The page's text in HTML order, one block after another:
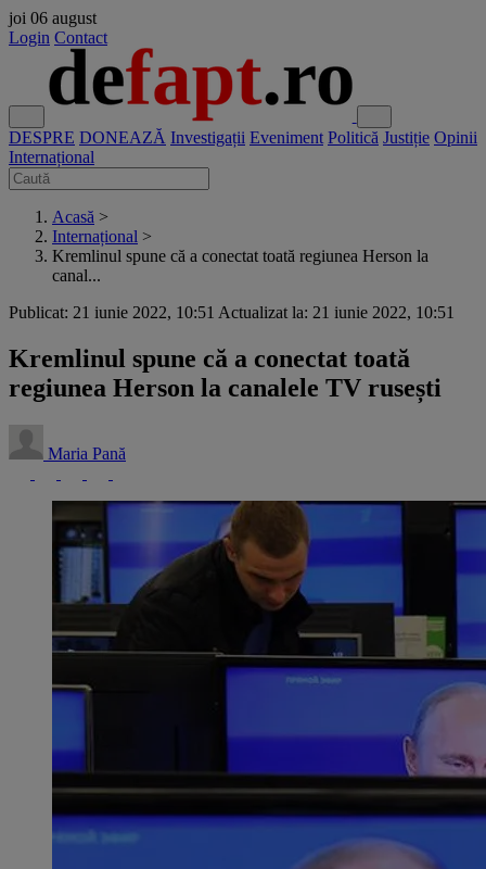
joi 06 august
Login Contact
DESPRE DONEAZĂ Investigații Eveniment Politică Justiție Opinii
Internațional
Acasă >
Internațional >
Kremlinul spune că a conectat toată regiunea Herson la
canal...
Publicat: 21 iunie 2022, 10:51 Actualizat la: 21 iunie 2022, 10:51
Kremlinul spune că a conectat toată
regiunea Herson la canalele TV rusești
Maria Pană